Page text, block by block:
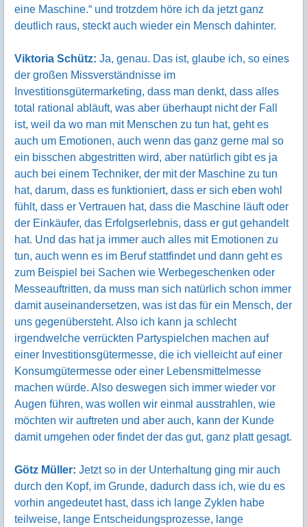
eine Maschine.“ und trotzdem höre ich da jetzt ganz
deutlich raus, steckt auch wieder ein Mensch dahinter.
Viktoria Schütz: Ja, genau. Das ist, glaube ich, so eines
der großen Missverständnisse im
Investitionsgütermarketing, dass man denkt, dass alles
total rational abläuft, was aber überhaupt nicht der Fall
ist, weil da wo man mit Menschen zu tun hat, geht es
auch um Emotionen, auch wenn das ganz gerne mal so
ein bisschen abgestritten wird, aber natürlich gibt es ja
auch bei einem Techniker, der mit der Maschine zu tun
hat, darum, dass es funktioniert, dass er sich eben wohl
fühlt, dass er Vertrauen hat, dass die Maschine läuft oder
der Einkäufer, das Erfolgserlebnis, dass er gut gehandelt
hat. Und das hat ja immer auch alles mit Emotionen zu
tun, auch wenn es im Beruf stattfindet und dann geht es
zum Beispiel bei Sachen wie Werbegeschenken oder
Messeauftritten, da muss man sich natürlich schon immer
damit auseinandersetzen, was ist das für ein Mensch, der
uns gegenübersteht. Also ich kann ja schlecht
irgendwelche verrückten Partyspielchen machen auf
einer Investitionsgütermesse, die ich vielleicht auf einer
Konsumgütermesse oder einer Lebensmittelmesse
machen würde. Also deswegen sich immer wieder vor
Augen führen, was wollen wir einmal ausstrahlen, wie
möchten wir auftreten und aber auch, kann der Kunde
damit umgehen oder findet der das gut, ganz platt gesagt.
Götz Müller: Jetzt so in der Unterhaltung ging mir auch
durch den Kopf, im Grunde, dadurch dass ich, wie du es
vorhin angedeutet hast, dass ich lange Zyklen habe
teilweise, lange Entscheidungsprozesse, lange